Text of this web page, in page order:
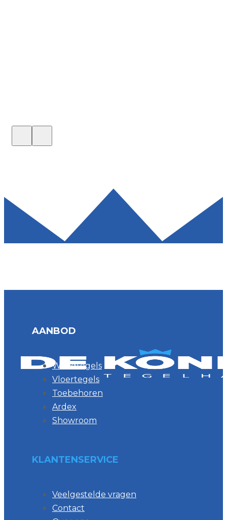
AANBOD
Wandtegels
Vloertegels
Toebehoren
Ardex
Showroom
KLANTENSERVICE
Veelgestelde vragen
Contact